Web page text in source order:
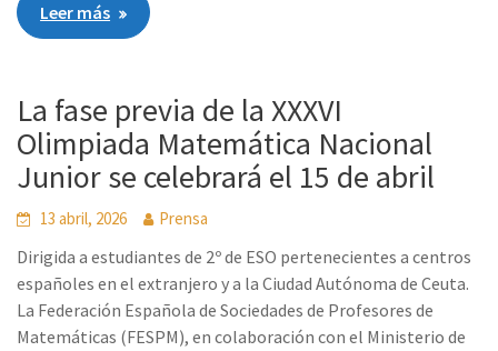
Leer más
La fase previa de la XXXVI
Olimpiada Matemática Nacional
Junior se celebrará el 15 de abril
13 abril, 2026 Prensa
Dirigida a estudiantes de 2º de ESO pertenecientes a centros
españoles en el extranjero y a la Ciudad Autónoma de Ceuta.
La Federación Española de Sociedades de Profesores de
Matemáticas (FESPM), en colaboración con el Ministerio de